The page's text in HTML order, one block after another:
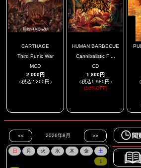
CARTHAGE
Third Punic War
MCD
2,000円
（税込2,200円）
HUMAN BARBECUE
Cannibalistic F ...
CD
1,800円
（税込1,980円）
(10%OFF)